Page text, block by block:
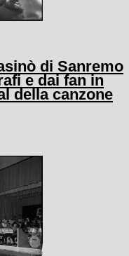
di Sanremo
e dai fan in
della canzone